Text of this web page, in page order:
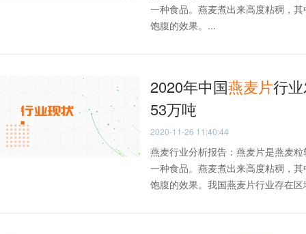
一种食品。燕麦煮出来高度粘稠，
饱腹的效果。...
2020年中国燕麦片行
53万吨
2020-11-26 11:40:44
燕麦行业分析报告：燕麦片是燕麦
一种食品。燕麦煮出来高度粘稠，
饱腹的效果。我国燕麦片行业存在